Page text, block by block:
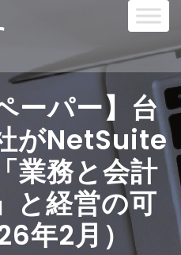
ーパー】台
がNetSuite
業務と会計
と経営の可
年2月）